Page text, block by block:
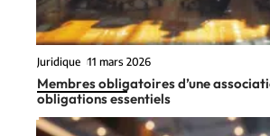
Juridique 11 mars 2026
Membres obligatoires d’une
obligations essentiels